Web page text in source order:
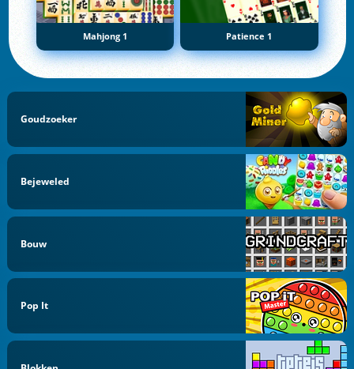
Mahjong 1 Patience 1
Goudzoeker
Bejeweled
Bouw
Pop It